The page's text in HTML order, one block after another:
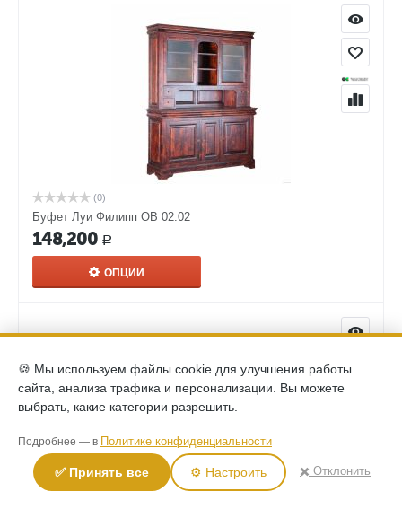
(0)
Буфет Луи Филипп ОВ 02.02
148,200 Р
ОПЦИИ
🍪 Мы используем файлы cookie для улучшения работы
сайта, анализа трафика и персонализации. Вы можете
выбрать, какие категории разрешить.
Подробнее — в Политике конфиденциальности
✅ Принять все ⚙️ Настроить ✖️ Отклонить